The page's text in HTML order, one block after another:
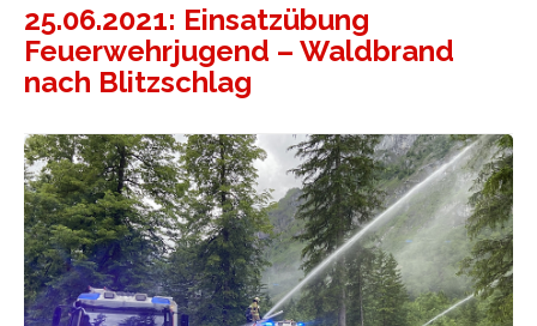
25.06.2021: Einsatzübung
Feuerwehrjugend – Waldbrand
nach Blitzschlag